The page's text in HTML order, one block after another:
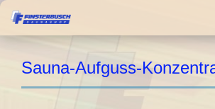
Sauna-Aufguss-